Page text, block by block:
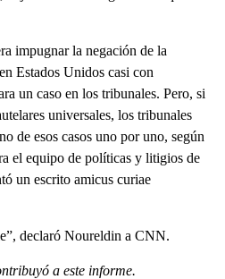
impugnar la negación de la
Estados Unidos casi con
un caso en los tribunales. Pero, si
universales, los tribunales
de esos casos uno por uno, según
el equipo de políticas y litigios de
un escrito amicus curiae
declaró Noureldin a CNN.
a este informe.